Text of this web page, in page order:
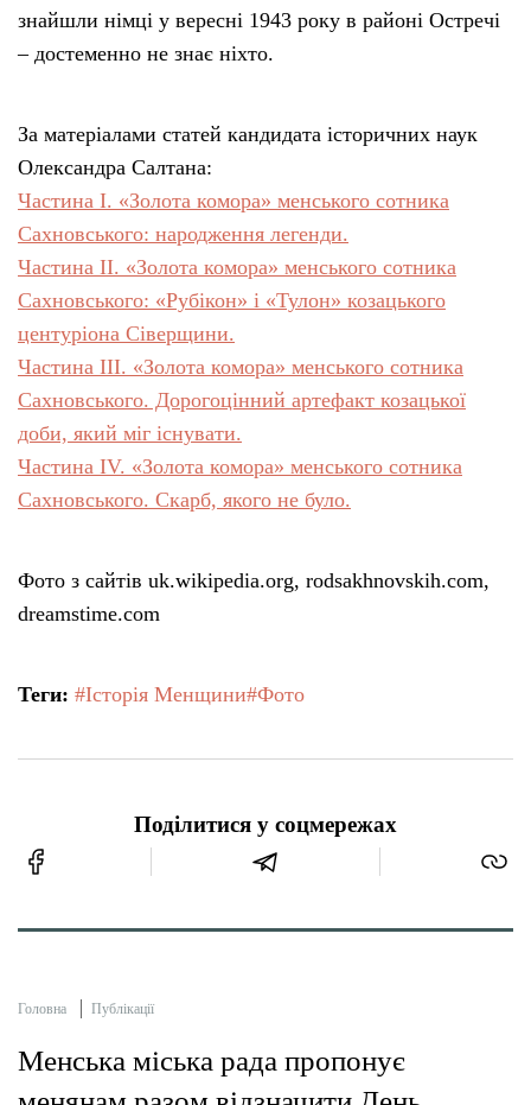
знайшли німці у вересні 1943 року в районі Остречі
– достеменно не знає ніхто.
За матеріалами статей кандидата історичних наук
Олександра Салтана:
Частина І. «Золота комора» менського сотника
Сахновського: народження легенди.
Частина ІІ. «Золота комора» менського сотника
Сахновського: «Рубікон» і «Тулон» козацького
центуріона Сіверщини.
Частина ІІІ. «Золота комора» менського сотника
Сахновського. Дорогоцінний артефакт козацької
доби, який міг існувати.
Частина IV. «Золота комора» менського сотника
Сахновського. Скарб, якого не було.
Фото з сайтів uk.wikipedia.org, rodsakhnovskih.com,
dreamstime.com
Теги: #Історія Менщини#Фото
Поділитися у соцмережах
Головна Публікації
Менська міська рада пропонує